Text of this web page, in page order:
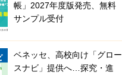
帳」2027年度版発売、無料
サンプル受付
ベネッセ、高校向け「グロー
スナビ」提供へ…探究・進